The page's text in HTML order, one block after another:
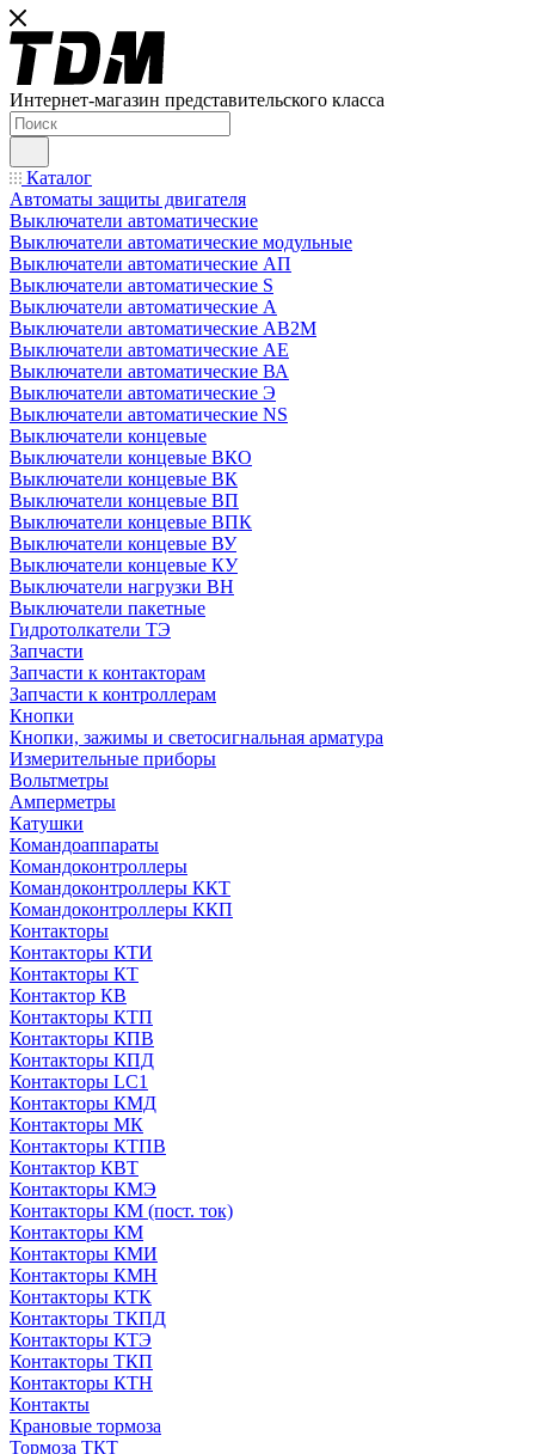
Интернет-магазин представительского класса
Каталог
Автоматы защиты двигателя
Выключатели автоматические
Выключатели автоматические модульные
Выключатели автоматические АП
Выключатели автоматические S
Выключатели автоматические А
Выключатели автоматические АВ2М
Выключатели автоматические АЕ
Выключатели автоматические ВА
Выключатели автоматические Э
Выключатели автоматические NS
Выключатели концевые
Выключатели концевые ВКО
Выключатели концевые ВК
Выключатели концевые ВП
Выключатели концевые ВПК
Выключатели концевые ВУ
Выключатели концевые КУ
Выключатели нагрузки ВН
Выключатели пакетные
Гидротолкатели ТЭ
Запчасти
Запчасти к контакторам
Запчасти к контроллерам
Кнопки
Кнопки, зажимы и светосигнальная арматура
Измерительные приборы
Вольтметры
Амперметры
Катушки
Командоаппараты
Командоконтроллеры
Командоконтроллеры ККТ
Командоконтроллеры ККП
Контакторы
Контакторы КТИ
Контакторы КТ
Контактор КВ
Контакторы КТП
Контакторы КПВ
Контакторы КПД
Контакторы LC1
Контакторы КМД
Контакторы МК
Контакторы КТПВ
Контактор КВТ
Контакторы КМЭ
Контакторы КМ (пост. ток)
Контакторы КМ
Контакторы КМИ
Контакторы КМН
Контакторы КТК
Контакторы ТКПД
Контакторы КТЭ
Контакторы ТКП
Контакторы КТН
Контакты
Крановые тормоза
Тормоза ТКТ